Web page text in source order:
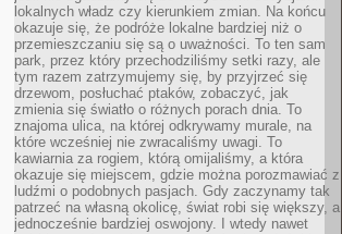
lokalnych władz czy kierunkiem zmian. Na końcu
okazuje się, że podróże lokalne bardziej niż o
przemieszczaniu się są o uważności. To ten sam
park, przez który przechodziliśmy setki razy, ale
tym razem zatrzymujemy się, by przyjrzeć się
drzewom, posłuchać ptaków, zobaczyć, jak
zmienia się światło o różnych porach dnia. To
znajoma ulica, na której odkrywamy murale, na
które wcześniej nie zwracaliśmy uwagi. To
kawiarnia za rogiem, którą omijaliśmy, a która
okazuje się miejscem, gdzie można porozmawiać z
ludźmi o podobnych pasjach. Gdy zaczynamy tak
patrzeć na własną okolicę, świat robi się większy, a
jednocześnie bardziej oswojony. I wtedy nawet